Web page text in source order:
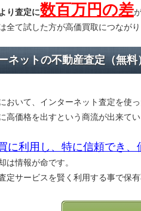
り査定に数百万円の差
全て試した方が高価買取につながり
ネットの不動産査定（無料
おいて、インターネット査定を使
高価格を出すという商流が出来てい
に利用し、特に信頼でき
は情報が命です。
定サービスを賢く利用する事で保